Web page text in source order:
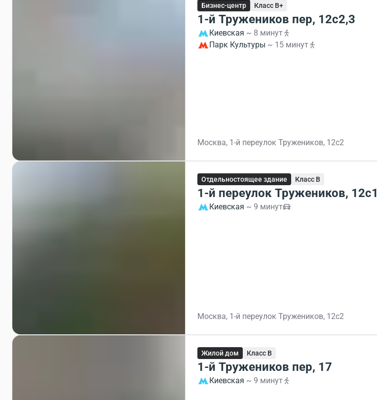
Бизнес-центр Класс B+
1-й Тружеников пер, 12с2,3
Киевская ~ 8 минут
Парк Культуры ~ 15 минут
Москва, 1-й переулок Тружеников, 12с2
Отдельностоящее здание Класс B
1-й переулок Тружеников, 12с1
Киевская ~ 9 минут
Москва, 1-й переулок Тружеников, 12с2
Жилой дом Класс B
1-й Тружеников пер, 17
Киевская ~ 9 минут